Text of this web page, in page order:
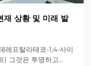
재 상황 및 미래 발
레프탈라테코-1,4-사이
) 그것은 투명하고